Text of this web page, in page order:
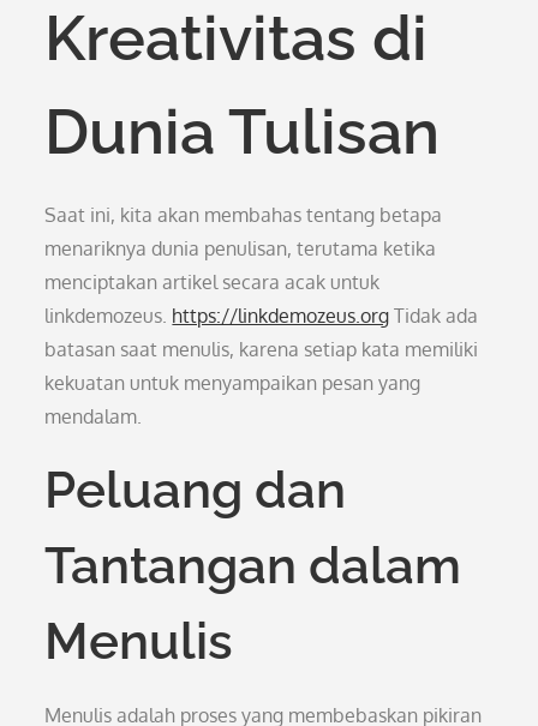
Kreativitas di
Dunia Tulisan
Saat ini, kita akan membahas tentang betapa
menariknya dunia penulisan, terutama ketika
menciptakan artikel secara acak untuk
linkdemozeus. https://linkdemozeus.org Tidak ada
batasan saat menulis, karena setiap kata memiliki
kekuatan untuk menyampaikan pesan yang
mendalam.
Peluang dan
Tantangan dalam
Menulis
Menulis adalah proses yang membebaskan pikiran